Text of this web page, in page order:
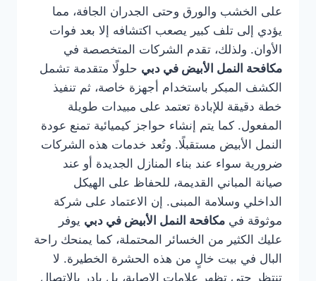
على الخشب والورق وحتى الجدران الجافة، مما
يؤدي إلى تلف كبير يصعب اكتشافه إلا بعد فوات
الأوان. ولذلك، تقدم الشركات المتخصصة في
مكافحة النمل الأبيض في دبي حلولًا متقدمة تشمل
الكشف المبكر باستخدام أجهزة خاصة، ثم تنفيذ
خطة دقيقة للإبادة تعتمد على مبيدات طويلة
المفعول. كما يتم إنشاء حواجز كيميائية تمنع عودة
النمل الأبيض مستقبلًا. وتُعد خدمات هذه الشركات
ضرورية سواء عند بناء المنازل الجديدة أو عند
صيانة المباني القديمة، للحفاظ على الهيكل
الداخلي وسلامة المبنى. إن الاعتماد على شركة
موثوقة في مكافحة النمل الأبيض في دبي يوفر
عليك الكثير من الخسائر المحتملة، كما يمنحك راحة
البال في بيت خالٍ من هذه الحشرة الخطيرة. لا
تنتظر حتى تظهر علامات الإصابة، بل بادر بالاتصال